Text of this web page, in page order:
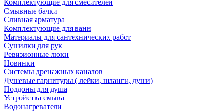
Комплектующие для смесителей
Смывные бачки
Сливная арматура
Комплектующие для ванн
Материалы для сантехнических работ
Сушилки для рук
Ревизионные люки
Новинки
Системы дренажных каналов
Душевые гарнитуры ( лейки, шланги, души)
Поддоны для душа
Устройства смыва
Водонагреватели